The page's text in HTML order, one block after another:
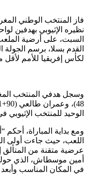
نظيره الإثيوبي بهدفين
القدم بسلا، برسم
لكأس إفريقيا للأمم لأقل من 17 سنة (المغرب
وسجل هدفي المنتخب
الوحيد للمنتخب الإثيوبي في
ومع بداية المباراة،
اللعب، حيث جاءت أولى
عرضية متقنة من المتألق
أمين موسطاش، الذي
في المكان المناسب وأبعد